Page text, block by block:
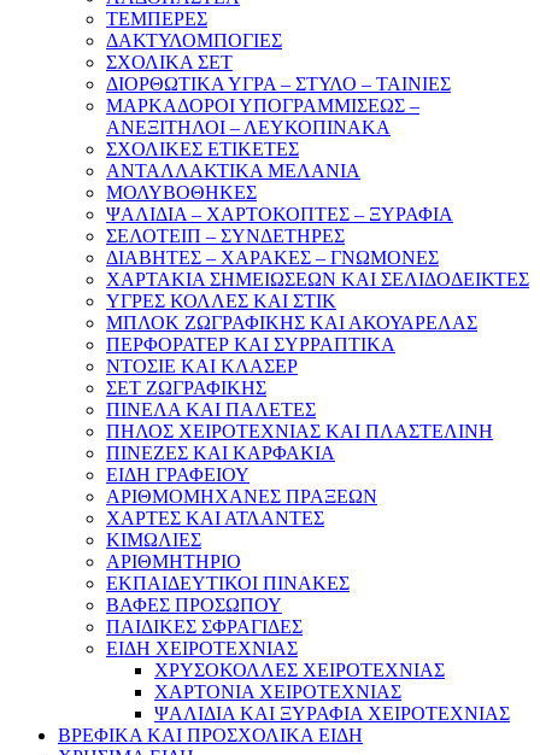
ΤΕΜΠΕΡΕΣ
ΔΑΚΤΥΛΟΜΠΟΓΙΕΣ
ΣΧΟΛΙΚΑ ΣΕΤ
ΔΙΟΡΘΩΤΙΚΑ ΥΓΡΑ – ΣΤΥΛΟ – ΤΑΙΝΙΕΣ
ΜΑΡΚΑΔΟΡΟΙ ΥΠΟΓΡΑΜΜΙΣΕΩΣ –
ΑΝΕΞΙΤΗΛΟΙ – ΛΕΥΚΟΠΙΝΑΚΑ
ΣΧΟΛΙΚΕΣ ΕΤΙΚΕΤΕΣ
ΑΝΤΑΛΛΑΚΤΙΚΑ ΜΕΛΑΝΙΑ
ΜΟΛΥΒΟΘΗΚΕΣ
ΨΑΛΙΔΙΑ – ΧΑΡΤΟΚΟΠΤΕΣ – ΞΥΡΑΦΙΑ
ΣΕΛΟΤΕΙΠ – ΣΥΝΔΕΤΗΡΕΣ
ΔΙΑΒΗΤΕΣ – ΧΑΡΑΚΕΣ – ΓΝΩΜΟΝΕΣ
ΧΑΡΤΑΚΙΑ ΣΗΜΕΙΩΣΕΩΝ ΚΑΙ ΣΕΛΙΔΟΔΕΙΚΤΕΣ
ΥΓΡΕΣ ΚΟΛΛΕΣ ΚΑΙ ΣΤΙΚ
ΜΠΛΟΚ ΖΩΓΡΑΦΙΚΗΣ ΚΑΙ ΑΚΟΥΑΡΕΛΑΣ
ΠΕΡΦΟΡΑΤΕΡ ΚΑΙ ΣΥΡΡΑΠΤΙΚΑ
ΝΤΟΣΙΕ ΚΑΙ ΚΛΑΣΕΡ
ΣΕΤ ΖΩΓΡΑΦΙΚΗΣ
ΠΙΝΕΛΑ ΚΑΙ ΠΑΛΕΤΕΣ
ΠΗΛΟΣ ΧΕΙΡΟΤΕΧΝΙΑΣ ΚΑΙ ΠΛΑΣΤΕΛΙΝΗ
ΠΙΝΕΖΕΣ ΚΑΙ ΚΑΡΦΑΚΙΑ
ΕΙΔΗ ΓΡΑΦΕΙΟΥ
ΑΡΙΘΜΟΜΗΧΑΝΕΣ ΠΡΑΞΕΩΝ
ΧΑΡΤΕΣ ΚΑΙ ΑΤΛΑΝΤΕΣ
ΚΙΜΩΛΙΕΣ
ΑΡΙΘΜΗΤΗΡΙΟ
ΕΚΠΑΙΔΕΥΤΙΚΟΙ ΠΙΝΑΚΕΣ
ΒΑΦΕΣ ΠΡΟΣΩΠΟΥ
ΠΑΙΔΙΚΕΣ ΣΦΡΑΓΙΔΕΣ
ΕΙΔΗ ΧΕΙΡΟΤΕΧΝΙΑΣ
ΧΡΥΣΟΚΟΛΛΕΣ ΧΕΙΡΟΤΕΧΝΙΑΣ
ΧΑΡΤΟΝΙΑ ΧΕΙΡΟΤΕΧΝΙΑΣ
ΨΑΛΙΔΙΑ ΚΑΙ ΞΥΡΑΦΙΑ ΧΕΙΡΟΤΕΧΝΙΑΣ
ΒΡΕΦΙΚΑ ΚΑΙ ΠΡΟΣΧΟΛΙΚΑ ΕΙΔΗ